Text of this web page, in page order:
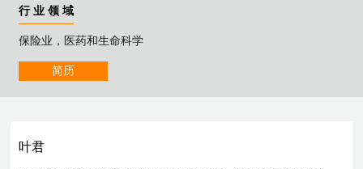
行 业 领 域
保险业，医药和生命科学
简历
叶君